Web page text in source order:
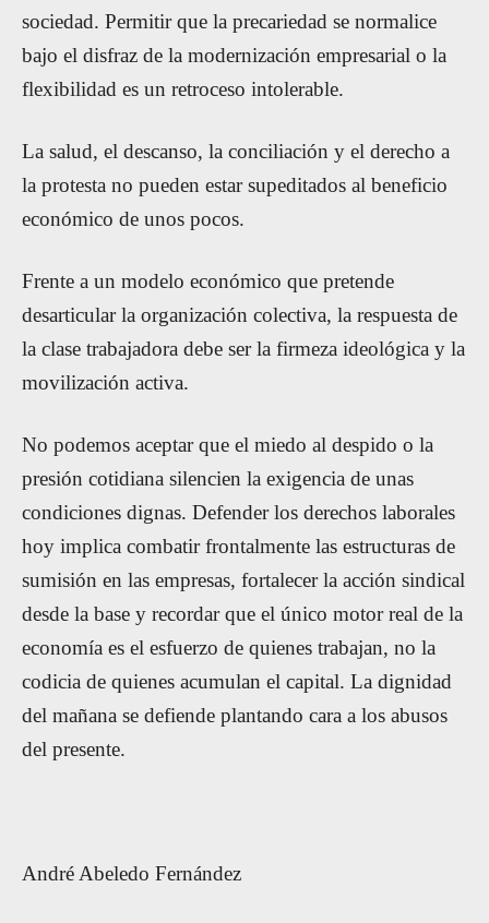
sociedad. Permitir que la precariedad se normalice
bajo el disfraz de la modernización empresarial o la
flexibilidad es un retroceso intolerable.
La salud, el descanso, la conciliación y el derecho a
la protesta no pueden estar supeditados al beneficio
económico de unos pocos.
Frente a un modelo económico que pretende
desarticular la organización colectiva, la respuesta de
la clase trabajadora debe ser la firmeza ideológica y la
movilización activa.
No podemos aceptar que el miedo al despido o la
presión cotidiana silencien la exigencia de unas
condiciones dignas. Defender los derechos laborales
hoy implica combatir frontalmente las estructuras de
sumisión en las empresas, fortalecer la acción sindical
desde la base y recordar que el único motor real de la
economía es el esfuerzo de quienes trabajan, no la
codicia de quienes acumulan el capital. La dignidad
del mañana se defiende plantando cara a los abusos
del presente.
André Abeledo Fernández